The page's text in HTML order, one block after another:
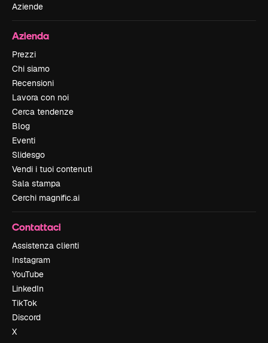
Aziende
Azienda
Prezzi
Chi siamo
Recensioni
Lavora con noi
Cerca tendenze
Blog
Eventi
Slidesgo
Vendi i tuoi contenuti
Sala stampa
Cerchi magnific.ai
Contattaci
Assistenza clienti
Instagram
YouTube
LinkedIn
TikTok
Discord
X